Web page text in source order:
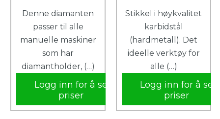
Denne diamanten
passer til alle
manuelle maskiner
som har
diamantholder, (…)
Logg inn for å se
priser
Stikkel i høykvalitet
karbidstål
(hardmetall). Det
ideelle verktøy for
alle (…)
Logg inn for å se
priser